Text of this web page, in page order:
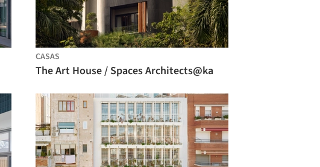
CASAS
The Art House / Spaces Architects@ka